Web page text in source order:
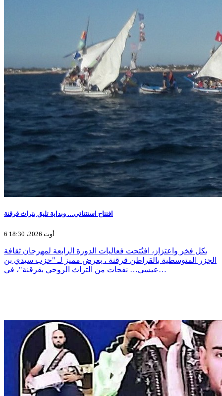
افتتاح استثنائي… وبداية تليق بتراث قرقنة
6 أوت 2026، 18:30
بكل فخر واعتزاز، افتُتحت فعاليات الدورة الرابعة لمهرجان ثقافة
الجزر المتوسطية بالقراطن قرقنة ، بعرض مميز لـ "حزب سيدي بن
عيسى… نفحات من التراث الروحي بقرقنة"، في…